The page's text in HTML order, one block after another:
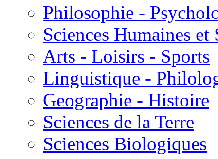
Philosophie -
Sciences Humaines et
Arts - Loisirs - Sports
Linguistique -
Geographie - Histoire
Sciences de la Terre
Sciences Biologiques